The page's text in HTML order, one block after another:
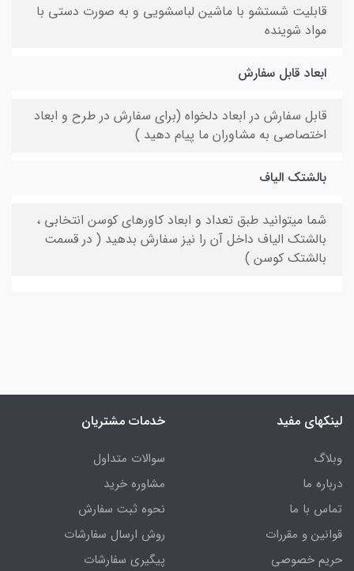
قابلیت شستشو با ماشین لباسشویی و به صورت دستی با
مواد شوینده
ابعاد قابل سفارش
قابل سفارش در ابعاد دلخواه (برای سفارش در طرح و ابعاد
اختصاصی به مشاوران ما پیام دهید )
بالشتک الیاف
شما میتوانید طبق تعداد و ابعاد کاورهای کوسن انتخابی ،
بالشتک الیاف داخل آن را نیز سفارش بدهید ( در قسمت
بالشتک کوسن )
لینکهای مفید
وبلاگ
درباره ما
تماس با ما
قوانین و مقررات
حریم خصوصی
خدمات مشتریان
سوالات متداول
مشاوره خرید
نحوه ثبت سفارش
روش ارسال سفارشات
پیگیری سفارشات